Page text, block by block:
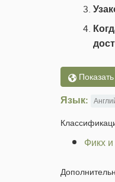
Язык:
Фикх